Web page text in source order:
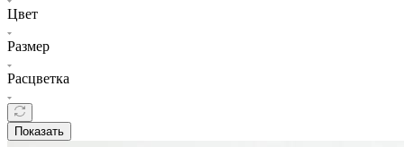
Цвет
Размер
Расцветка
Показать